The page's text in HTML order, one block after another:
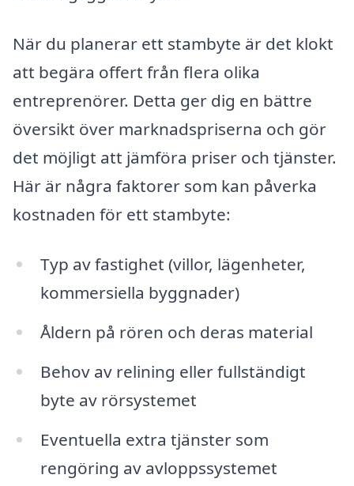
När du planerar ett stambyte är det klokt
att begära offert från flera olika
entreprenörer. Detta ger dig en bättre
översikt över marknadspriserna och gör
det möjligt att jämföra priser och tjänster.
Här är några faktorer som kan påverka
kostnaden för ett stambyte:
Typ av fastighet (villor, lägenheter,
kommersiella byggnader)
Åldern på rören och deras material
Behov av relining eller fullständigt
byte av rörsystemet
Eventuella extra tjänster som
rengöring av avloppssystemet